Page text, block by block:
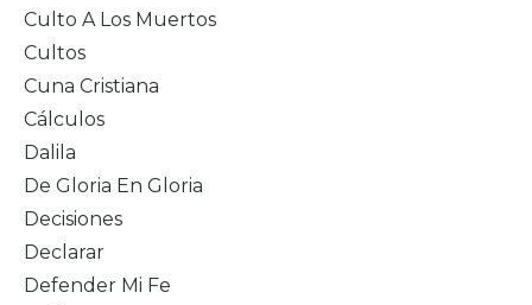
Culto A Los Muertos
Cultos
Cuna Cristiana
Cálculos
Dalila
De Gloria En Gloria
Decisiones
Declarar
Defender Mi Fe